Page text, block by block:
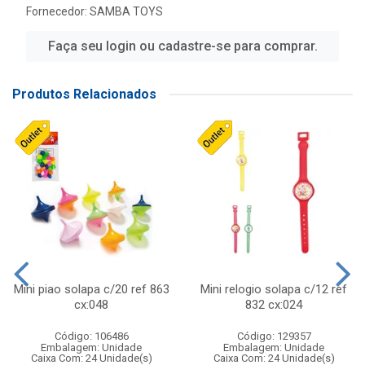
Fornecedor: SAMBA TOYS
Faça seu login ou cadastre-se para comprar.
Produtos Relacionados
Mini piao solapa c/20 ref 863
cx:048
Código: 106486
Embalagem: Unidade
Caixa Com: 24 Unidade(s)
Mini relogio solapa c/12 ref
832 cx:024
Código: 129357
Embalagem: Unidade
Caixa Com: 24 Unidade(s)